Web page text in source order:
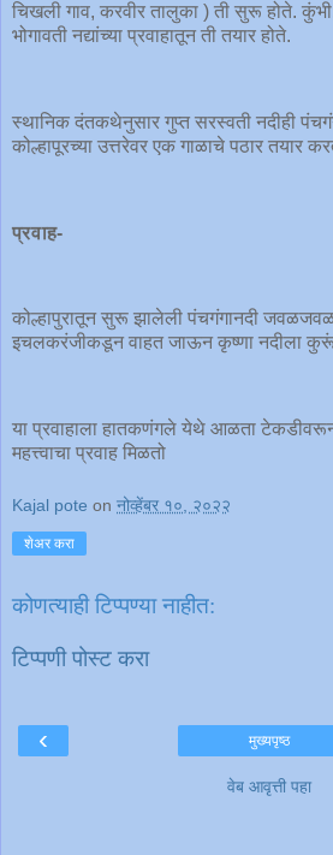
चिखली गाव, करवीर तालुका ) ती सुरू होते.
भोगावती नद्यांच्या प्रवाहातून ती तयार होते.
स्थानिक दंतकथेनुसार गुप्त सरस्वती नदीही
कोल्हापूरच्या उत्तरेवर एक गाळाचे पठार तयार
प्रवाह-
कोल्हापुरातून सुरू झालेली पंचगंगानदी
इचलकरंजीकडून वाहत जाऊन कृष्णा नदीला
या प्रवाहाला हातकणंगले येथे आळता
महत्त्वाचा प्रवाह मिळतो
Kajal pote on नोव्हेंबर १०, २०२२
शेअर करा
कोणत्याही टिप्पण्‍या नाहीत:
टिप्पणी पोस्ट करा
‹ मुख्यपृष्ठ
वेब आवृत्ती पहा